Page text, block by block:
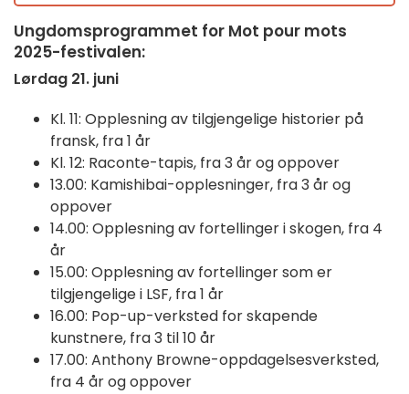
Ungdomsprogrammet for Mot pour mots
2025-festivalen:
Lørdag 21. juni
Kl. 11: Opplesning av tilgjengelige historier på
fransk, fra 1 år
Kl. 12: Raconte-tapis, fra 3 år og oppover
13.00: Kamishibai-opplesninger, fra 3 år og
oppover
14.00: Opplesning av fortellinger i skogen, fra 4
år
15.00: Opplesning av fortellinger som er
tilgjengelige i LSF, fra 1 år
16.00: Pop-up-verksted for skapende
kunstnere, fra 3 til 10 år
17.00: Anthony Browne-oppdagelsesverksted,
fra 4 år og oppover